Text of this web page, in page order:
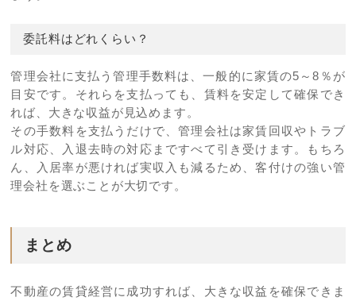
委託料はどれくらい？
管理会社に支払う管理手数料は、一般的に家賃の5～8％が
目安です。それらを支払っても、賃料を安定して確保でき
れば、大きな収益が見込めます。
その手数料を支払うだけで、管理会社は家賃回収やトラブ
ル対応、入退去時の対応まですべて引き受けます。もちろ
ん、入居率が悪ければ実収入も減るため、客付けの強い管
理会社を選ぶことが大切です。
まとめ
不動産の賃貸経営に成功すれば、大きな収益を確保できま